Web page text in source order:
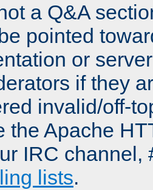
a Q&A
pointed
or
if they
invalid/off-
the Apache
IRC channel,
lists.